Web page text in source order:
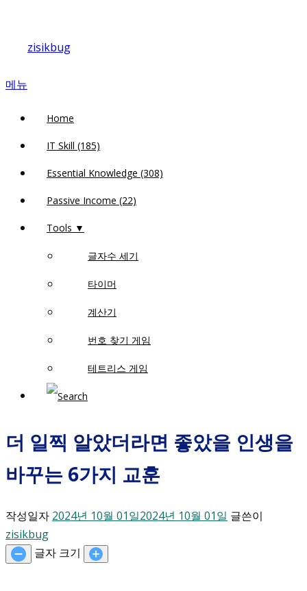
바
zisikbug
메뉴
Home
IT Skill (185)
Essential Knowledge (308)
Passive Income (22)
Tools ▼
글자수 세기
타이머
계산기
번호 찾기 게임
테트리스 게임
더 일찍 알았더라면 좋았을 인생을
바꾸는 6가지 교훈
작성일자 2024년 10월 01일2024년 10월 01일 글쓴이
zisikbug
글자 크기